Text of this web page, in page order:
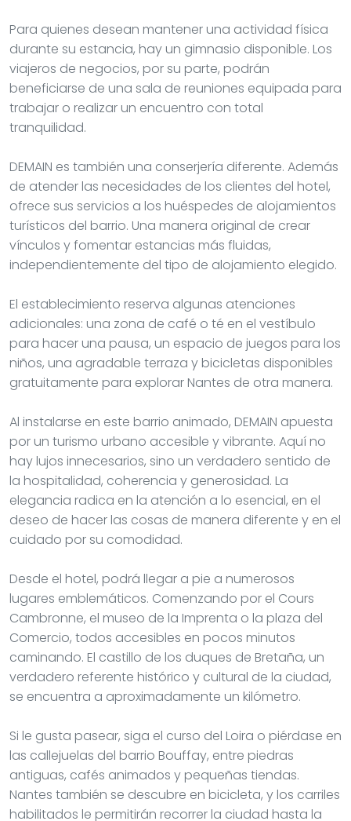
Para quienes desean mantener una actividad física
durante su estancia, hay un gimnasio disponible. Los
viajeros de negocios, por su parte, podrán
beneficiarse de una sala de reuniones equipada para
trabajar o realizar un encuentro con total
tranquilidad.
DEMAIN es también una conserjería diferente. Además
de atender las necesidades de los clientes del hotel,
ofrece sus servicios a los huéspedes de alojamientos
turísticos del barrio. Una manera original de crear
vínculos y fomentar estancias más fluidas,
independientemente del tipo de alojamiento elegido.
El establecimiento reserva algunas atenciones
adicionales: una zona de café o té en el vestíbulo
para hacer una pausa, un espacio de juegos para los
niños, una agradable terraza y bicicletas disponibles
gratuitamente para explorar Nantes de otra manera.
Al instalarse en este barrio animado, DEMAIN apuesta
por un turismo urbano accesible y vibrante. Aquí no
hay lujos innecesarios, sino un verdadero sentido de
la hospitalidad, coherencia y generosidad. La
elegancia radica en la atención a lo esencial, en el
deseo de hacer las cosas de manera diferente y en el
cuidado por su comodidad.
Desde el hotel, podrá llegar a pie a numerosos
lugares emblemáticos. Comenzando por el Cours
Cambronne, el museo de la Imprenta o la plaza del
Comercio, todos accesibles en pocos minutos
caminando. El castillo de los duques de Bretaña, un
verdadero referente histórico y cultural de la ciudad,
se encuentra a aproximadamente un kilómetro.
Si le gusta pasear, siga el curso del Loira o piérdase en
las callejuelas del barrio Bouffay, entre piedras
antiguas, cafés animados y pequeñas tiendas.
Nantes también se descubre en bicicleta, y los carriles
habilitados le permitirán recorrer la ciudad hasta la